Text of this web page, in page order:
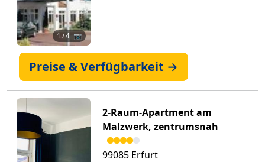
1 / 4 📷
Preise & Verfügbarkeit →
2-Raum-Apartment am
Malzwerk, zentrumsnah
99085 Erfurt